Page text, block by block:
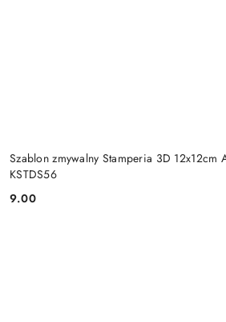
Szablon zmywalny Stamperia 3D
KSTDS56
Cena:
9.00